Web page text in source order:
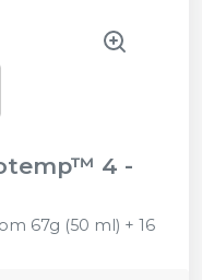
4 -
67g (50 ml) + 16